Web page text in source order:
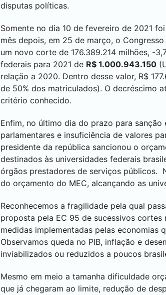
disputas políticas.
Somente no dia 10 de fevereiro de 2021
mês depois, em 25 de março, o
um novo corte de 176.389.214 milhões, -
federais para 2021 de R$ 1.000.943.150
relação a 2020. Dentro desse valor, R$
de 50% dos matriculados). O decréscimo
critério conhecido.
Enfim, no último dia do prazo para
parlamentares e insuficiência de valores
presidente da república sancionou o
destinados às universidades federais
órgãos prestadores de serviços públicos.
do orçamento do MEC, alcançando as
Reconhecemos a fragilidade pela qual
proposta pela EC 95 de sucessivos
medidas implementadas pelas economias
Observamos queda no PIB, inflação e
inviabilizados ou reduzidos a poucos
Mesmo em meio a tamanha dificuldade
que já chegaram ao limite, redução de